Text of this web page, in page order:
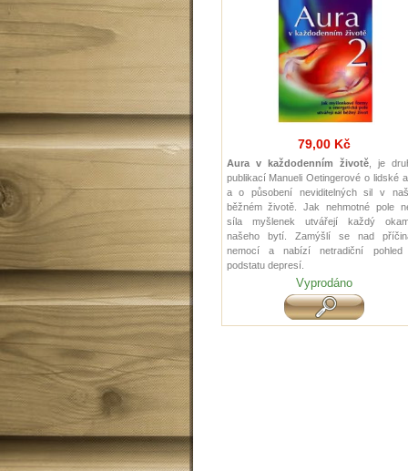
79,00 Kč
Aura v každodenním životě, je
publikací Manueli Oetingerové o lidské
a o působení neviditelných sil v
běžném životě. Jak nehmotné pole
síla myšlenek utvářejí každý
našeho bytí. Zamýšlí se nad
nemocí a nabízí netradiční pohled
podstatu depresí.
Vyprodáno